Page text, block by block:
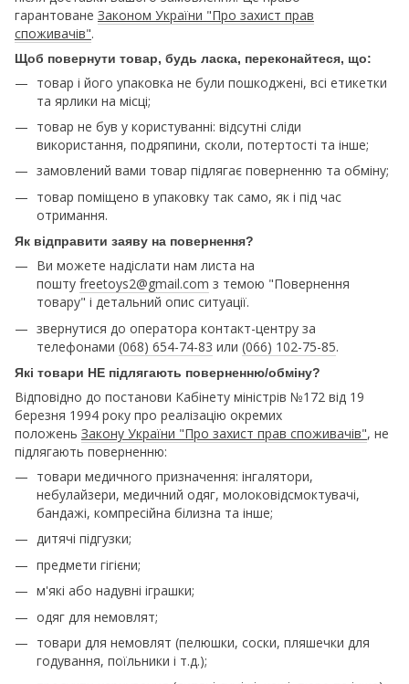
гарантоване Законом України "Про захист прав
споживачів".
Щоб повернути товар, будь ласка, переконайтеся, що:
товар і його упаковка не були пошкоджені, всі етикетки
та ярлики на місці;
товар не був у користуванні: відсутні сліди
використання, подряпини, сколи, потертості та інше;
замовлений вами товар підлягає поверненню та обміну;
товар поміщено в упаковку так само, як і під час
отримання.
Як відправити заяву на повернення?
Ви можете надіслати нам листа на
пошту freetoys2@gmail.com з темою "Повернення
товару" і детальний опис ситуації.
звернутися до оператора контакт-центру за
телефонами (068) 654-74-83 или (066) 102-75-85.
Які товари НЕ підлягають поверненню/обміну?
Відповідно до постанови Кабінету міністрів №172 від 19
березня 1994 року про реалізацію окремих
положень Закону України "Про захист прав споживачів", не
підлягають поверненню:
товари медичного призначення: інгалятори,
небулайзери, медичний одяг, молоковідсмоктувачі,
бандажі, компресійна білизна та інше;
дитячі підгузки;
предмети гігієни;
м'які або надувні іграшки;
одяг для немовлят;
товари для немовлят (пелюшки, соски, пляшечки для
годування, поїльники і т.д.);